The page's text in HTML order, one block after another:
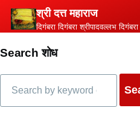
Skip to main content
श्री दत्त महाराज
दिगंबरा दिगंबरा श्रीपादवल्लभ दिगंबरा
Search शोध